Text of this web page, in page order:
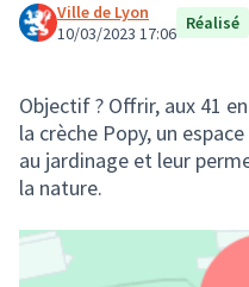
Ville de Lyon
10/03/2023 17:06 Réalisé
Objectif ? Offrir, aux 41
la crèche Popy, un
au jardinage et leur
la nature.